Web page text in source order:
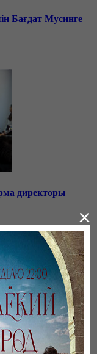
Бағдат Мусинге
директоры
×